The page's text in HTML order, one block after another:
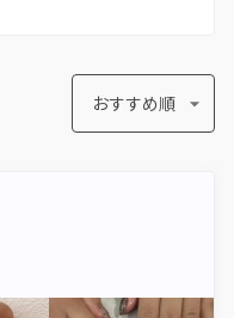
おすすめ順